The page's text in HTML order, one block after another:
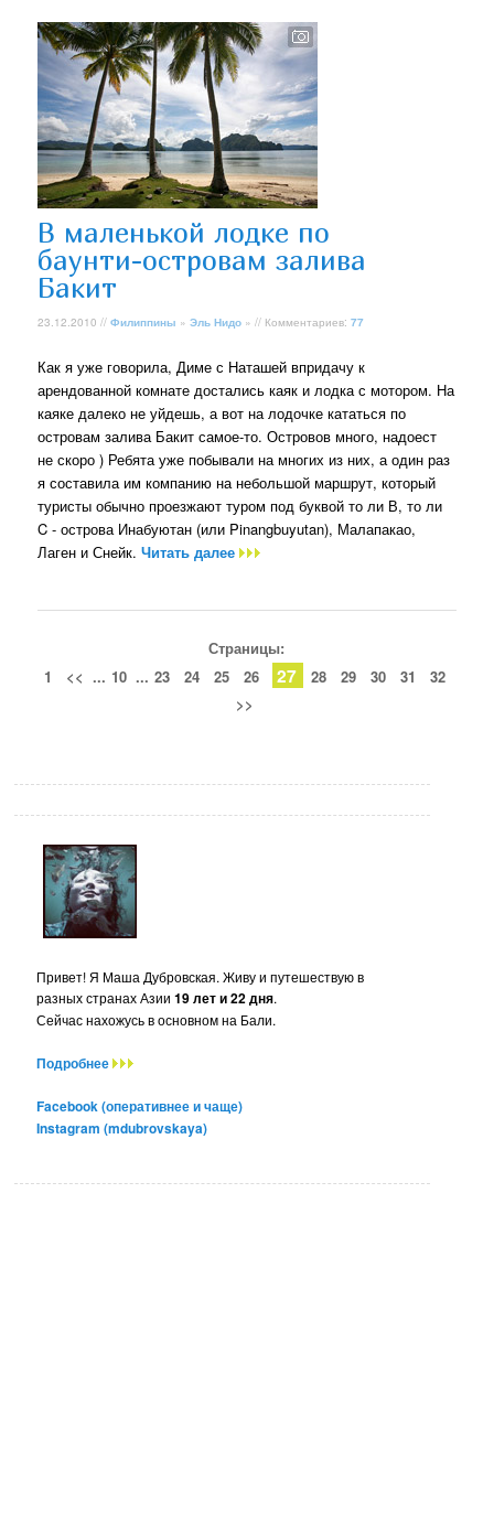
В маленькой лодке по
баунти-островам залива
Бакит
23.12.2010 //Филиппины »Эль Нидо » // Комментариев:77
Как я уже говорила, Диме с Наташей впридачу к
арендованной комнате достались каяк и лодка с мотором. На
каяке далеко не уйдешь, а вот на лодочке кататься по
островам залива Бакит самое-то. Островов много, надоест
не скоро ) Ребята уже побывали на многих из них, а один раз
я составила им компанию на небольшой маршрут, который
туристы обычно проезжают туром под буквой то ли В, то ли
C - острова Инабуютан (или Pinangbuyutan), Малапакао,
Лаген и Снейк.Читать далее
Страницы:
1
<< ... 10 ... 23 24 25 26 27 28 29 30 31
32
>>
Привет! Я Маша Дубровская. Живу и путешествую в
разных странах Азии19 лет и 22 дня.
Сейчас нахожусь в основном на Бали.
Подробнее
Facebook (оперативнее и чаще)
Instagram (mdubrovskaya)